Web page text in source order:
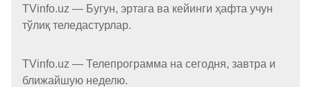
TVinfo.uz — Бугун, эртага ва кейинги ҳафта учун
тўлиқ теледастурлар.
TVinfo.uz — Телепрограмма на сегодня, завтра и
ближайшую неделю.